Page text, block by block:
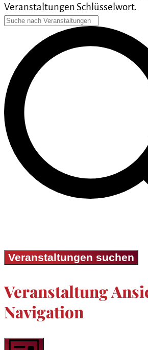
Veranstaltungen Schlüsselwort.
Veranstaltungen suchen
Veranstaltung
Navigation